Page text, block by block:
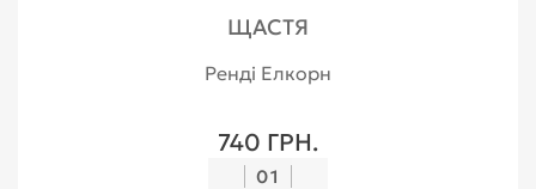
ЩАСТЯ
Ренді Елкорн
740 ГРН.
01